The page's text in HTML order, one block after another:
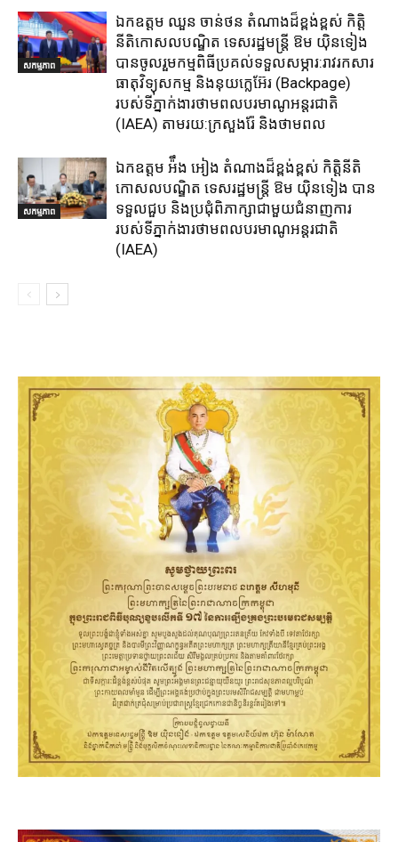
សកម្មភាព
ឯកឧត្តម ឈួន​ ចាន់ថន​ តំណាងដ៏ខ្ពង់ខ្ពស់ កិត្តិ
នីតិកោសលបណ្ឌិត ទេសរដ្ឋមន្ត្រី ឱម យ៉ិនទៀង
បានចូលរួមកម្មពិធីប្រគល់ទទួលសម្ភារ:​រាវរកសារ
ធាតុវិទ្យុសកម្ម​ និង​នុយក្លេអ៊ែរ​ (Backpage)
របស់ទីភ្នាក់ងារថាមពលបរមាណូអន្តរជាតិ
(IAEA) តាមរយ:ក្រសួងរ៉ែ និងថាមពល​
សកម្មភាព
ឯកឧត្តម អ៉ឹង អៀង តំណាងដ៏ខ្ពង់ខ្ពស់ កិត្តិនីតិ
កោសលបណ្ឌិត ទេសរដ្ឋមន្ត្រី ឱម យ៉ិនទៀង បាន
ទទួលជួប និងប្រជុំពិភាក្សាជាមួយជំនាញការ
របស់ទីភ្នាក់ងារថាមពលបរមាណូអន្តរជាតិ
(IAEA)